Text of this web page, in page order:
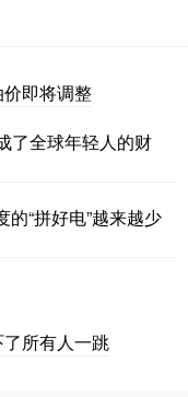
即将调整
了全球年轻人的财
“拼好电”越来越少
了所有人一跳